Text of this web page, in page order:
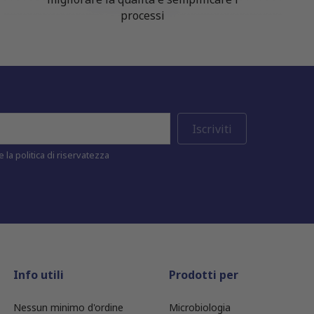
processi
la politica di riservatezza
Info utili
Nessun minimo d'ordine
Prodotti per
Microbiologia